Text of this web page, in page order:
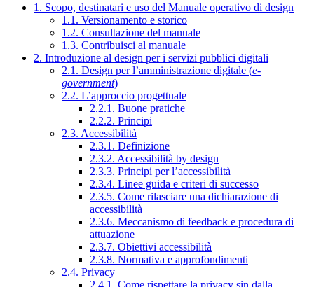
1. Scopo, destinatari e uso del Manuale operativo di design
1.1. Versionamento e storico
1.2. Consultazione del manuale
1.3. Contribuisci al manuale
2. Introduzione al design per i servizi pubblici digitali
2.1. Design per l’amministrazione digitale (e-
government)
2.2. L’approccio progettuale
2.2.1. Buone pratiche
2.2.2. Principi
2.3. Accessibilità
2.3.1. Definizione
2.3.2. Accessibilità by design
2.3.3. Principi per l’accessibilità
2.3.4. Linee guida e criteri di successo
2.3.5. Come rilasciare una dichiarazione di
accessibilità
2.3.6. Meccanismo di feedback e procedura di
attuazione
2.3.7. Obiettivi accessibilità
2.3.8. Normativa e approfondimenti
2.4. Privacy
2.4.1. Come rispettare la privacy sin dalla